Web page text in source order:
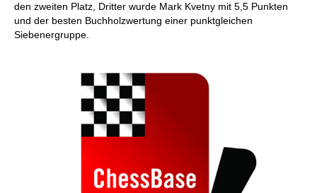
den zweiten Platz, Dritter wurde Mark Kvetny mit 5,5 Punkten
und der besten Buchholzwertung einer punktgleichen
Siebenergruppe.